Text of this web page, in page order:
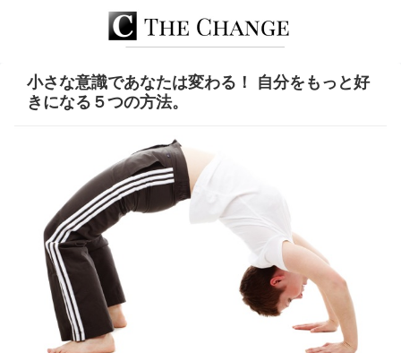
小さな意識であなたは変わる！ 自分をもっと好
きになる５つの方法。